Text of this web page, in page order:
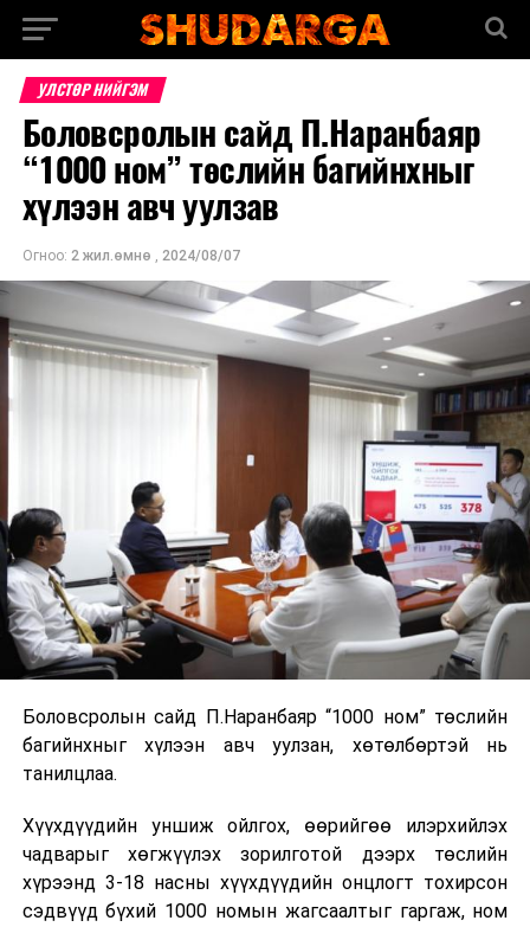
УЛСТӨР НИЙГЭМ
Боловсролын сайд П.Наранбаяр
“1000 ном” төслийн багийнхныг
хүлээн авч уулзав
Огноо: 2 жил.өмнө , 2024/08/07
Боловсролын сайд П.Наранбаяр “1000 ном” төслийн
багийнхныг хүлээн авч уулзан, хөтөлбөртэй нь
танилцлаа.
Хүүхдүүдийн уншиж ойлгох, өөрийгөө илэрхийлэх
чадварыг хөгжүүлэх зорилготой дээрх төслийн
хүрээнд 3-18 насны хүүхдүүдийн онцлогт тохирсон
сэдвүүд бүхий 1000 номын жагсаалтыг гаргаж, ном